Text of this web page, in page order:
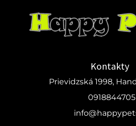
Kontakty
Prievidzská 1998,
0918844705